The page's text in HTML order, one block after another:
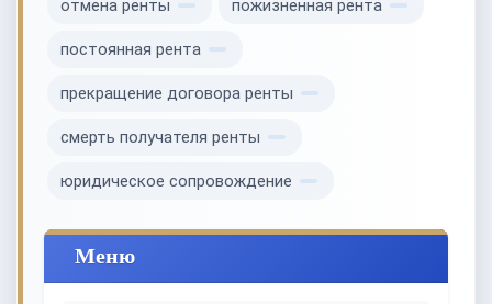
отмена ренты пожизненная рента
постоянная рента
прекращение договора ренты
смерть получателя ренты
юридическое сопровождение
Меню